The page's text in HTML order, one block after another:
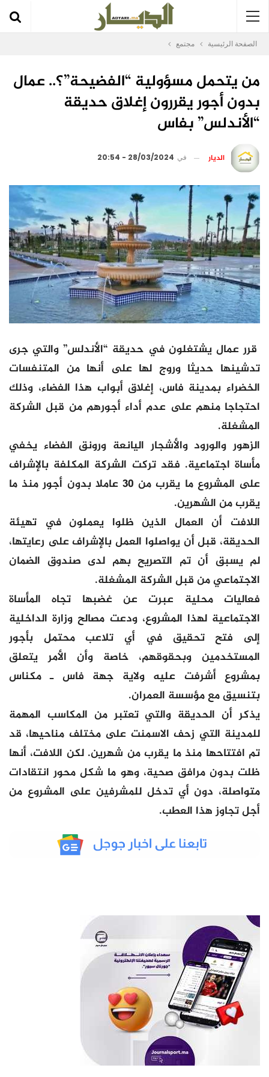
الصفحة الرئيسية مجتمع
من يتحمل مسؤولية “الفضيحة”؟.. عمال
بدون أجور يقررون إغلاق حديقة
“الأندلس” بفاس
الديار في 28/03/2024 - 20:54
قرر عمال يشتغلون في حديقة “الأندلس” والتي جرى
تدشينها حديثا وروج لها على أنها من المتنفسات
الخضراء بمدينة فاس، إغلاق أبواب هذا الفضاء، وذلك
احتجاجا منهم على عدم أداء أجورهم من قبل الشركة
المشغلة.
الزهور والورود والأشجار اليانعة ورونق الفضاء يخفي
مأساة اجتماعية. فقد تركت الشركة المكلفة بالإشراف
على المشروع ما يقرب من 30 عاملا بدون أجور منذ ما
يقرب من الشهرين.
اللافت أن العمال الذين ظلوا يعملون في تهيئة
الحديقة، قبل أن يواصلوا العمل بالإشراف على رعايتها،
لم يسبق أن تم التصريح بهم لدى صندوق الضمان
الاجتماعي من قبل الشركة المشغلة.
فعاليات محلية عبرت عن غضبها تجاه المأساة
الاجتماعية لهذا المشروع، ودعت مصالح وزارة الداخلية
إلى فتح تحقيق في أي تلاعب محتمل بأجور
المستخدمين وبحقوقهم، خاصة وأن الأمر يتعلق
بمشروع أشرفت عليه ولاية جهة فاس ـ مكناس
بتنسيق مع مؤسسة العمران.
يذكر أن الحديقة والتي تعتبر من المكاسب المهمة
للمدينة التي زحف الاسمنت على مختلف مناحيها، قد
تم افتتاحها منذ ما يقرب من شهرين. لكن اللافت، أنها
ظلت بدون مرافق صحية، وهو ما شكل محور انتقادات
متواصلة، دون أي تدخل للمشرفين على المشروع من
أجل تجاوز هذا العطب.